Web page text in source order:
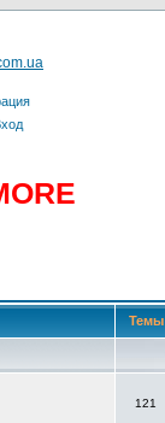
Темы
121